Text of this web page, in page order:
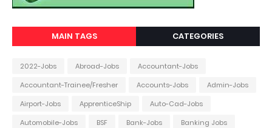
MAIN TAGS CATEGORIES
2022-Jobs Abroad-Jobs
Accountant-Jobs
Accountant-Trainee/Fresher
Accounts-Jobs
Admin-Jobs
Airport-Jobs
ApprenticeShip
Auto-Cad-Jobs
Automobile-Jobs
BSF Bank-Jobs
Banking Jobs